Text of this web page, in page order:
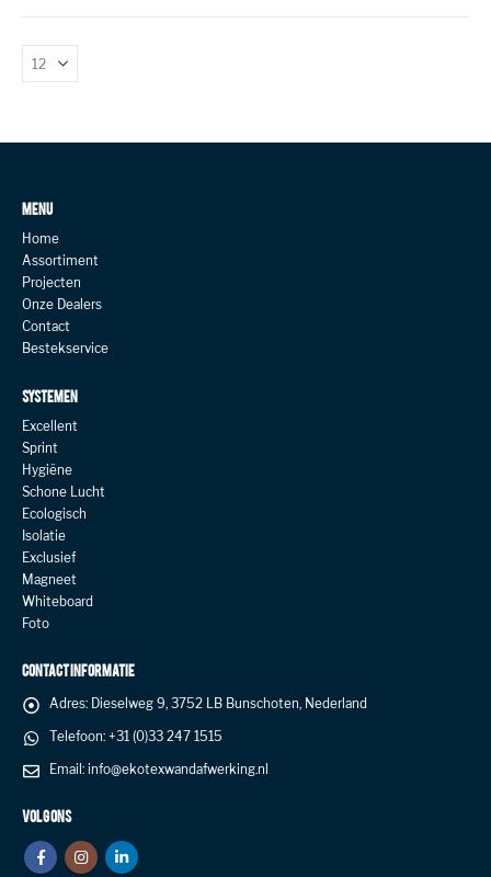
MENU
Home
Assortiment
Projecten
Onze Dealers
Contact
Bestekservice
SYSTEMEN
Excellent
Sprint
Hygiëne
Schone Lucht
Ecologisch
Isolatie
Exclusief
Magneet
Whiteboard
Foto
CONTACT INFORMATIE
Adres: Dieselweg 9, 3752 LB Bunschoten, Nederland
Telefoon: +31 (0)33 247 1515
Email: info@ekotexwandafwerking.nl
VOLG ONS